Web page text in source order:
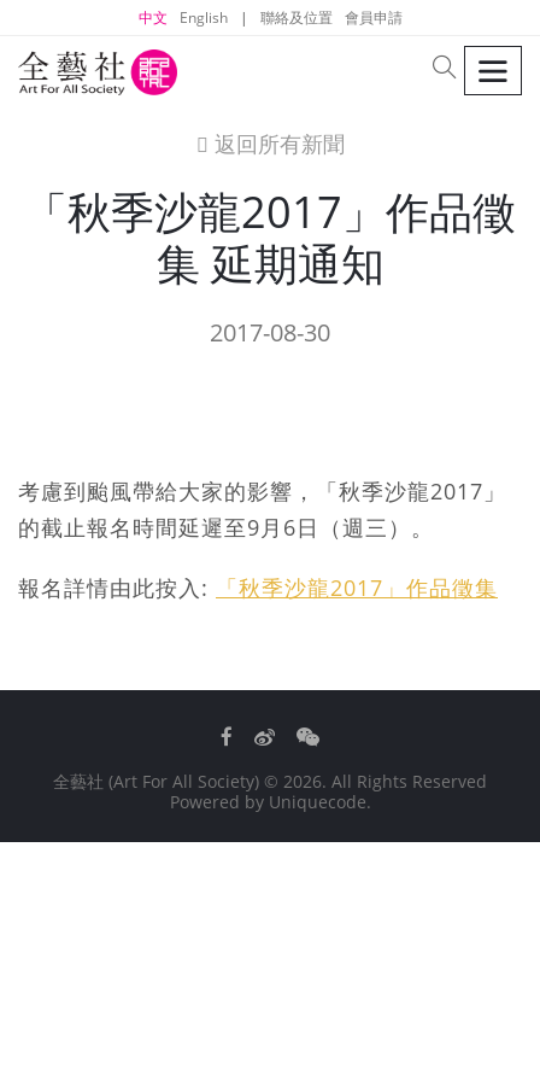
中文 English | 聯絡及位置 會員申請
search
icon
返回所有新聞
「秋季沙龍2017」作品徵
集 延期通知
2017-08-30
考慮到颱風帶給大家的影響，「秋季沙龍2017」
的截止報名時間延遲至9月6日（週三）。
報名詳情由此按入: 「秋季沙龍2017」作品徵集
Facebook
WeiboWeChat
全藝社 (Art For All Society) © 2026. All Rights Reserved
Powered by Uniquecode.